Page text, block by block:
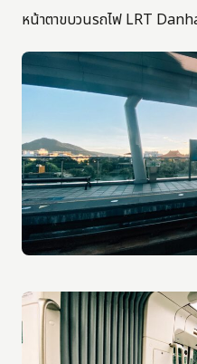
หน้าตาขบวนรถไฟ LRT